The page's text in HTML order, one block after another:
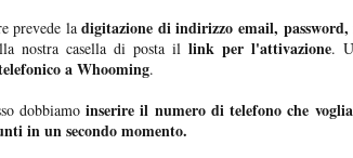
prevede ladigitazione di indirizzo email,
nostra casella di posta il link per l'attivazione.
a Whooming.
dobbiamoinserire il numero di telefono che
in un secondo momento.